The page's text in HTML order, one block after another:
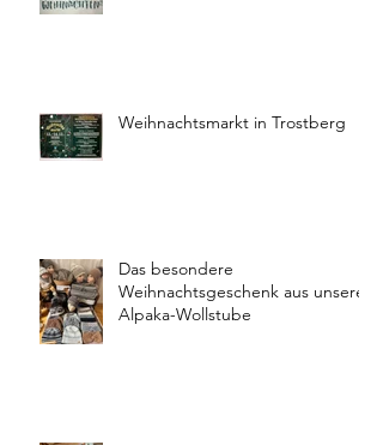
Weihnachtsmarkt in Trostberg
Das besondere
Weihnachtsgeschenk aus unserer
Alpaka-Wollstube